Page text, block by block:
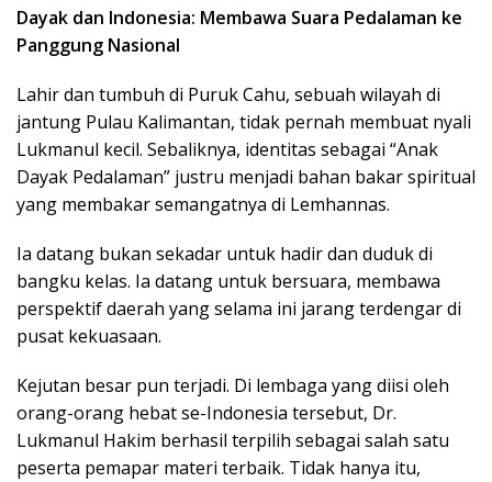
Dayak dan Indonesia: Membawa Suara Pedalaman ke
Panggung Nasional
Lahir dan tumbuh di Puruk Cahu, sebuah wilayah di
jantung Pulau Kalimantan, tidak pernah membuat nyali
Lukmanul kecil. Sebaliknya, identitas sebagai “Anak
Dayak Pedalaman” justru menjadi bahan bakar spiritual
yang membakar semangatnya di Lemhannas.
Ia datang bukan sekadar untuk hadir dan duduk di
bangku kelas. Ia datang untuk bersuara, membawa
perspektif daerah yang selama ini jarang terdengar di
pusat kekuasaan.
Kejutan besar pun terjadi. Di lembaga yang diisi oleh
orang-orang hebat se-Indonesia tersebut, Dr.
Lukmanul Hakim berhasil terpilih sebagai salah satu
peserta pemapar materi terbaik. Tidak hanya itu,